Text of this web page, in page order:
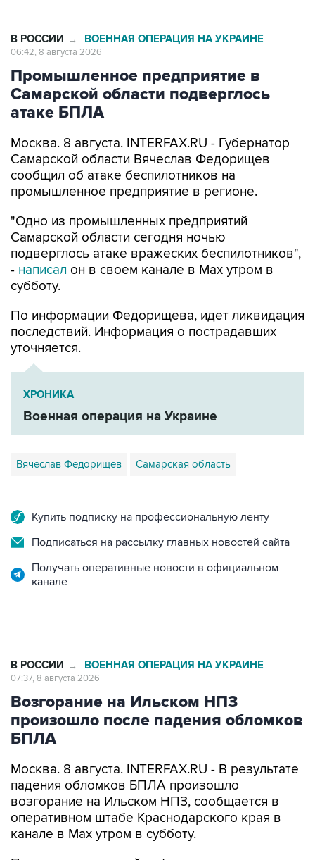
В РОССИИ → ВОЕННАЯ ОПЕРАЦИЯ НА УКРАИНЕ
06:42, 8 августа 2026
Промышленное предприятие в
Самарской области подверглось
атаке БПЛА
Москва. 8 августа. INTERFAX.RU - Губернатор
Самарской области Вячеслав Федорищев
сообщил об атаке беспилотников на
промышленное предприятие в регионе.
"Одно из промышленных предприятий
Самарской области сегодня ночью
подверглось атаке вражеских беспилотников",
- написал он в своем канале в Max утром в
субботу.
По информации Федорищева, идет ликвидация
последствий. Информация о пострадавших
уточняется.
ХРОНИКА
Военная операция на Украине
Вячеслав Федорищев Самарская область
Купить подписку на профессиональную ленту
Подписаться на рассылку главных новостей сайта
Получать оперативные новости в официальном
канале
В РОССИИ → ВОЕННАЯ ОПЕРАЦИЯ НА УКРАИНЕ
07:37, 8 августа 2026
Возгорание на Ильском НПЗ
произошло после падения обломков
БПЛА
Москва. 8 августа. INTERFAX.RU - В результате
падения обломков БПЛА произошло
возгорание на Ильском НПЗ, сообщается в
оперативном штабе Краснодарского края в
канале в Max утром в субботу.